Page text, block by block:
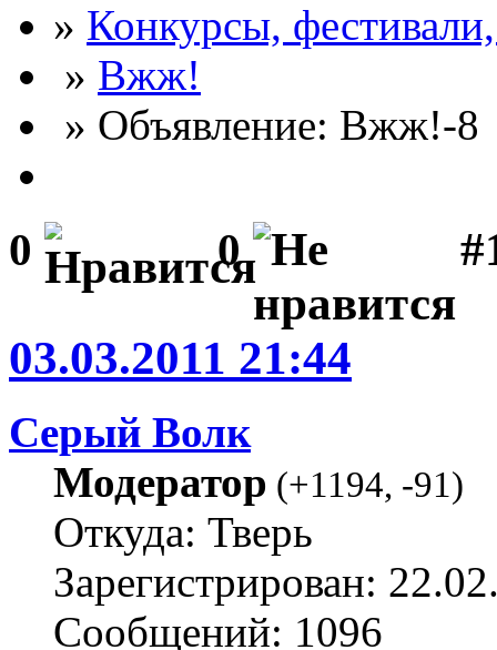
» Конкурсы,
» Вжж!
» Объявление: Вжж!-8
0 0
03.03.2011 21:44
Серый Волк
Модератор (+1194, -91)
Откуда: Тверь
Зарегистрирован:
Сообщений: 1096